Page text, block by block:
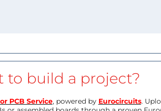
to build a project?
PCB Service, powered by Eurocircuits.